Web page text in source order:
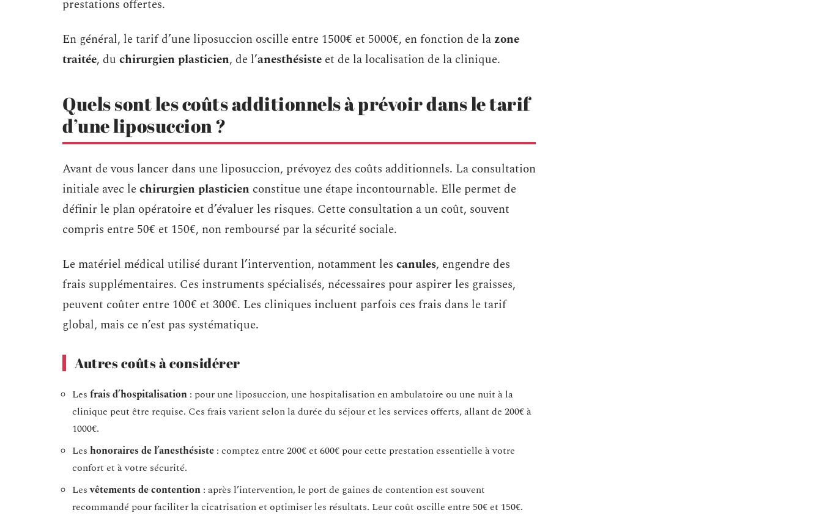
prestations offertes.
En général, le tarif d’une liposuccion oscille entre 1500€ et 5000€, en fonction de la zone
traitée, du chirurgien plasticien, de l’anesthésiste et de la localisation de la clinique.
Quels sont les coûts additionnels à prévoir dans le tarif
d’une liposuccion ?
Avant de vous lancer dans une liposuccion, prévoyez des coûts additionnels. La consultation
initiale avec lechirurgien plasticien constitue une étape incontournable. Elle permet de
définir le plan opératoire et d’évaluer les risques. Cette consultation a un coût, souvent
compris entre 50€ et 150€, non remboursé par la sécurité sociale.
Le matériel médical utilisé durant l’intervention, notamment les canules, engendre des
frais supplémentaires. Ces instruments spécialisés, nécessaires pour aspirer les graisses,
peuvent coûter entre 100€ et 300€. Les cliniques incluent parfois ces frais dans le tarif
global, mais ce n’est pas systématique.
Autres coûts à considérer
Les frais d’hospitalisation : pour une liposuccion, une hospitalisation en ambulatoire ou une nuit à la
clinique peut être requise. Ces frais varient selon la durée du séjour et les services offerts, allant de 200€ à
1000€.
Les honoraires de l’anesthésiste : comptez entre 200€ et 600€ pour cette prestation essentielle à votre
confort et à votre sécurité.
Lesvêtements de contention : après l’intervention, le port de gaines de contention est souvent
recommandé pour faciliter la cicatrisation et optimiser les résultats. Leur coût oscille entre 50€ et 150€.